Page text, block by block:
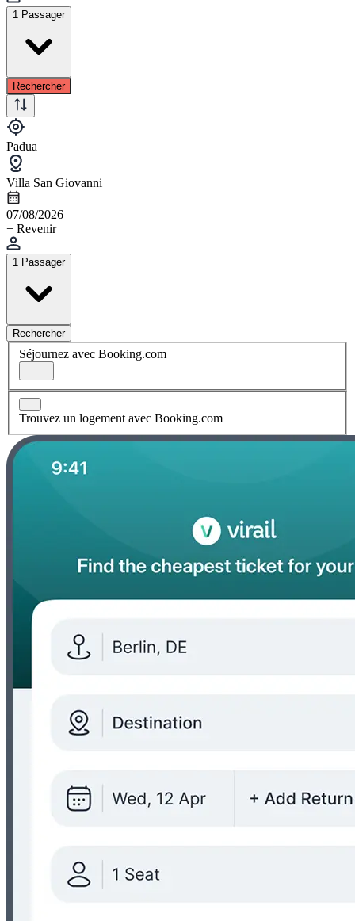
1 Passager
Rechercher
Padua
Villa San Giovanni
07/08/2026
+ Revenir
1 Passager
Rechercher
Séjournez avec Booking.com
Trouvez un logement avec Booking.com